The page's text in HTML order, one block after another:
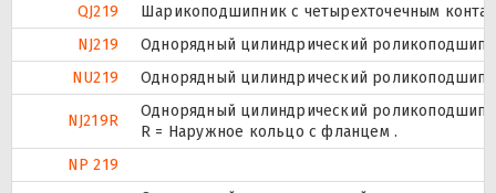
QJ219
Шарикоподшипник с четырехточечным
NJ219
Однорядный цилиндрический
NU219
Однорядный цилиндрический
NJ219R
Однорядный цилиндрический
R = Наружное кольцо с фланцем .
NP 219